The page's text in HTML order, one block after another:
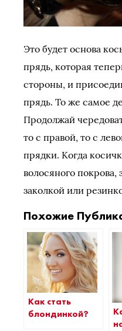
Это будет основа
прядь, которая
стороны, и
прядь. То же самое
Продолжай
то с правой, то с
прядки. Когда
волосяного покрова,
заколкой или
Похожие
Как стать
блондинкой?